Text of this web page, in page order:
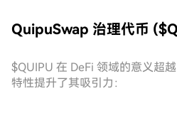
QuipuSwap 治理代币
$QUIPU 在 DeFi 领域的意义超
特性提升了其吸引力：